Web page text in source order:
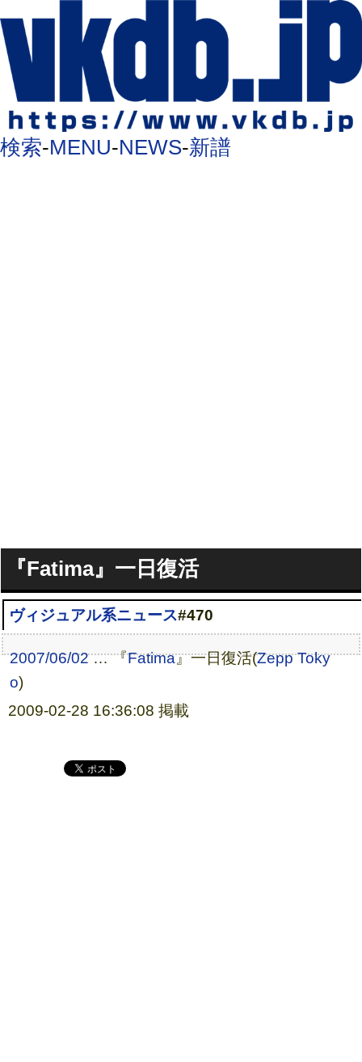
検索-MENU-NEWS-新譜
『Fatima』一日復活
ヴィジュアル系ニュース#470
2007/06/02… 『Fatima』一日復活(Zepp Toky
o)
2009-02-28 16:36:08 掲載